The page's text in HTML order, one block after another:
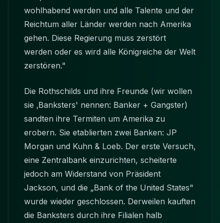
wohlhabend werden und alle Talente und der
Reichtum aller Länder werden nach Amerika
gehen. Diese Regierung muss zerstört
werden oder es wird alle Königreiche der Welt
zerstören."
Die Rothschilds und ihre Freunde (wir wollen
sie ‚Banksters' nennen: Banker + Gangster)
sandten ihre Termiten um Amerika zu
erobern. Sie etablierten zwei Banken: JP
Morgan und Kuhn & Loeb. Der erste Versuch,
eine Zentralbank einzurichten, scheiterte
jedoch am Widerstand von Präsident
Jackson, und die „Bank of the United States"
wurde wieder geschlossen. Derweilen kauften
die Banksters durch ihre Filialen halb